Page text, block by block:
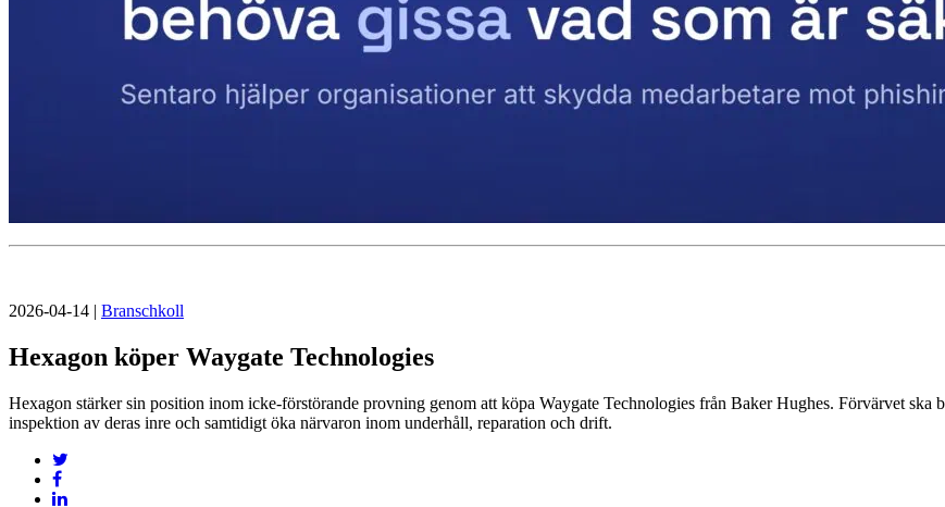
2026-04-14 | Branschkoll
Hexagon köper Waygate Technologies
Hexagon stärker sin position inom icke-förstörande provning genom att köpa Waygate Technologies från Baker Hughes. Förvärvet ska
inspektion av deras inre och samtidigt öka närvaron inom underhåll, reparation och drift.